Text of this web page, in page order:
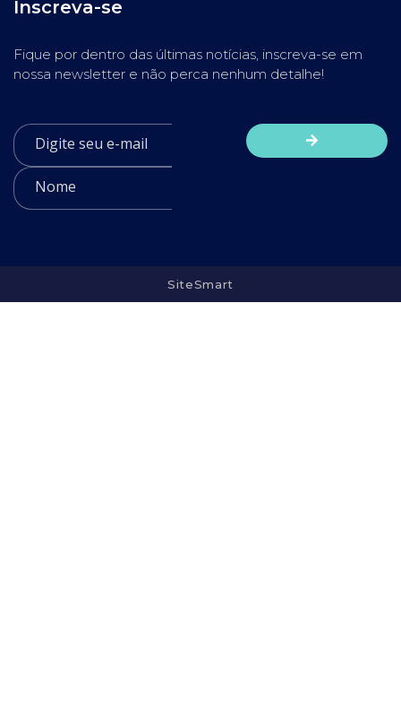
Inscreva-se
Fique por dentro das últimas notícias, inscreva-se em
nossa newsletter e não perca nenhum detalhe!
SiteSmart